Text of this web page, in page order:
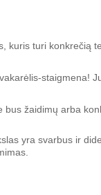
kuris turi konkrečią
staigmena!
bus žaidimų arba
yra svarbus ir